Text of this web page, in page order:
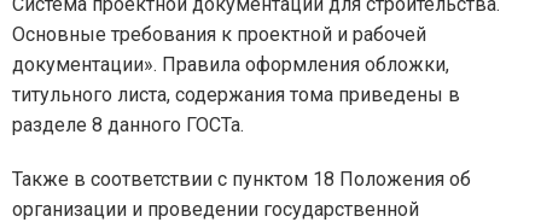
Основные требования к проектной и рабочей
документации». Правила оформления обложки,
титульного листа, содержания тома приведены в
разделе 8 данного ГОСТа.
Также в соответствии с пунктом 18 Положения об
организации и проведении государственной